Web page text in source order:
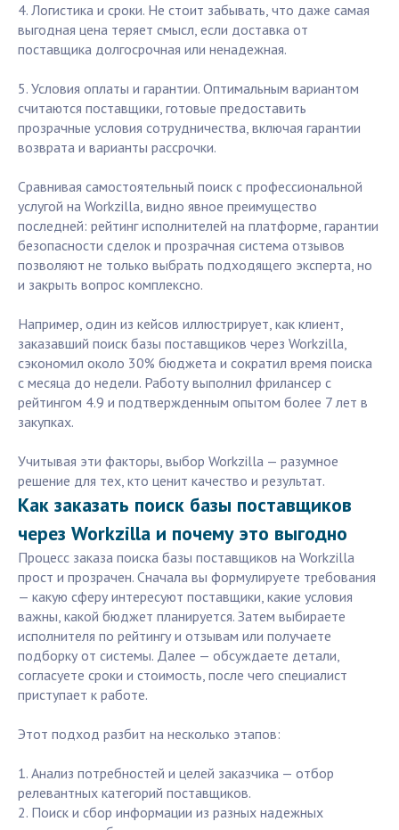
4. Логистика и сроки. Не стоит забывать, что даже самая
выгодная цена теряет смысл, если доставка от
поставщика долгосрочная или ненадежная.
5. Условия оплаты и гарантии. Оптимальным вариантом
считаются поставщики, готовые предоставить
прозрачные условия сотрудничества, включая гарантии
возврата и варианты рассрочки.
Сравнивая самостоятельный поиск с профессиональной
услугой на Workzilla, видно явное преимущество
последней: рейтинг исполнителей на платформе, гарантии
безопасности сделок и прозрачная система отзывов
позволяют не только выбрать подходящего эксперта, но
и закрыть вопрос комплексно.
Например, один из кейсов иллюстрирует, как клиент,
заказавший поиск базы поставщиков через Workzilla,
сэкономил около 30% бюджета и сократил время поиска
с месяца до недели. Работу выполнил фрилансер с
рейтингом 4.9 и подтвержденным опытом более 7 лет в
закупках.
Учитывая эти факторы, выбор Workzilla — разумное
решение для тех, кто ценит качество и результат.
Как заказать поиск базы поставщиков
через Workzilla и почему это выгодно
Процесс заказа поиска базы поставщиков на Workzilla
прост и прозрачен. Сначала вы формулируете требования
— какую сферу интересуют поставщики, какие условия
важны, какой бюджет планируется. Затем выбираете
исполнителя по рейтингу и отзывам или получаете
подборку от системы. Далее — обсуждаете детали,
согласуете сроки и стоимость, после чего специалист
приступает к работе.
Этот подход разбит на несколько этапов:
1. Анализ потребностей и целей заказчика — отбор
релевантных категорий поставщиков.
2. Поиск и сбор информации из разных надежных